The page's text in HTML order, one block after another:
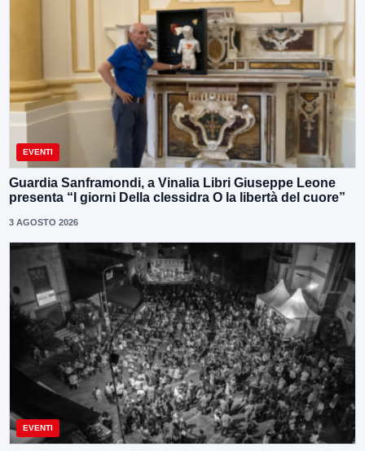
EVENTI
Guardia Sanframondi, a Vinalia Libri Giuseppe Leone
presenta “I giorni Della clessidra O la libertà del cuore”
3 AGOSTO 2026
EVENTI